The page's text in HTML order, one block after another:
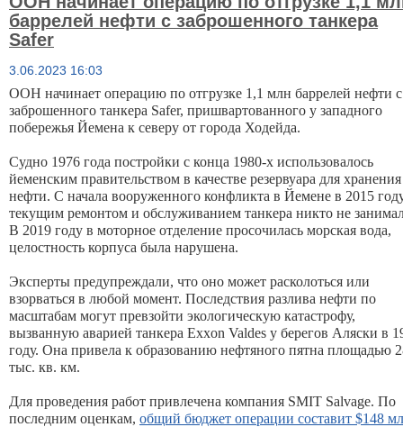
баррелей нефти с заброшенного танкера
Safer
3.06.2023 16:03
ООН начинает операцию по отгрузке 1,1 млн баррелей нефти с
заброшенного танкера Safer, пришвартованного у западного
побережья Йемена к северу от города Ходейда.
Судно 1976 года постройки с конца 1980-х использовалось
йеменским правительством в качестве резервуара для хранения
нефти. С начала вооруженного конфликта в Йемене в 2015
текущим ремонтом и обслуживанием танкера никто не
В 2019 году в моторное отделение просочилась морская вода,
целостность корпуса была нарушена.
Эксперты предупреждали, что оно может расколоться или
взорваться в любой момент. Последствия разлива нефти по
масштабам могут превзойти экологическую катастрофу,
вызванную аварией танкера Exxon Valdes у берегов Аляски в
году. Она привела к образованию нефтяного пятна площадью
тыс. кв. км.
Для проведения работ привлечена компания SMIT Salvage. По
последним оценкам, общий бюджет операции составит $148